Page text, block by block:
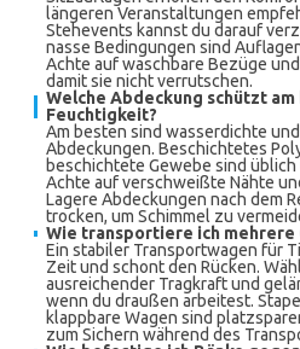
längeren Veranstaltungen
Stehevents kannst du darauf
nasse Bedingungen sind
Achte auf waschbare Bezüge
damit sie nicht verrutschen.
Welche Abdeckung schützt
Feuchtigkeit?
Am besten sind wasserdichte
Abdeckungen. Beschichtetes
beschichtete Gewebe sind
Achte auf verschweißte Nähte
Lagere Abdeckungen nach dem
trocken, um Schimmel zu
Wie transportiere ich
Ein stabiler Transportwagen für
Zeit und schont den Rücken.
ausreichender Tragkraft und
wenn du draußen arbeitest.
klappbare Wagen sind
zum Sichern während des